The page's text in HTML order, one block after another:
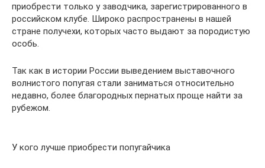
приобрести только у заводчика, зарегистрированного в
российском клубе. Широко распространены в нашей
стране получехи, которых часто выдают за породистую
особь.
Так как в истории России выведением выставочного
волнистого попугая стали заниматься относительно
недавно, более благородных пернатых проще найти за
рубежом.
У кого лучше приобрести попугайчика